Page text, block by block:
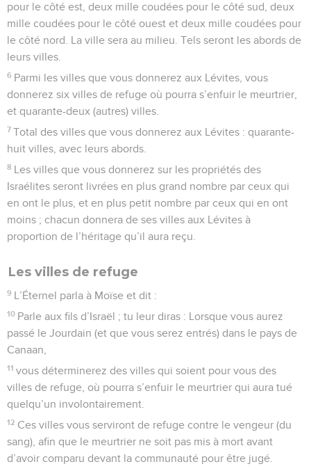
pour le côté est, deux mille coudées pour le côté sud, deux
mille coudées pour le côté ouest et deux mille coudées pour
le côté nord. La ville sera au milieu. Tels seront les abords de
leurs villes.
6 Parmi les villes que vous donnerez aux Lévites, vous
donnerez six villes de refuge où pourra s’enfuir le meurtrier,
et quarante-deux (autres) villes.
7 Total des villes que vous donnerez aux Lévites : quarante-
huit villes, avec leurs abords.
8 Les villes que vous donnerez sur les propriétés des
Israélites seront livrées en plus grand nombre par ceux qui
en ont le plus, et en plus petit nombre par ceux qui en ont
moins ; chacun donnera de ses villes aux Lévites à
proportion de l’héritage qu’il aura reçu.
Les villes de refuge
9 L’Éternel parla à Moïse et dit :
10 Parle aux fils d’Israël ; tu leur diras : Lorsque vous aurez
passé le Jourdain (et que vous serez entrés) dans le pays de
Canaan,
11 vous déterminerez des villes qui soient pour vous des
villes de refuge, où pourra s’enfuir le meurtrier qui aura tué
quelqu’un involontairement.
12 Ces villes vous serviront de refuge contre le vengeur (du
sang), afin que le meurtrier ne soit pas mis à mort avant
d’avoir comparu devant la communauté pour être jugé.